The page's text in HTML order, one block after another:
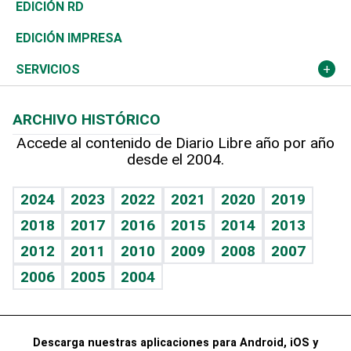
Caribe
Resto del mundo
Global y variable
Economía personal
Sociales
Novedades
Podcast Arte Libre
Hablando con el pediatra
Vida y familia
Eñe
Celebrando la vida
Sin complejos
En pocas palabras
Tenis
Olimpismo
Más deportes
BRV
TBT Deportivo
En Directo
Frente al Statu Quo
El Espía
Columnistas
Más firmas
Historia
Despertando al gigante
Cambio climático
Revista
Deportes
Opinión
Hecho en casa
Guía del dinero
EDICIÓN RD
EDICIÓN IMPRESA
SERVICIOS
Cumpleaños
Horóscopos
Juegos
ARCHIVO HISTÓRICO
Accede al contenido de Diario Libre año por año
desde el 2004.
2024 2023 2022 2021 2020
2019
2018
2017 2016 2015 2014
2013
2012
2011 2010 2009 2008
2007
2006
2005 2004
Descarga nuestras aplicaciones para Android, iOS y